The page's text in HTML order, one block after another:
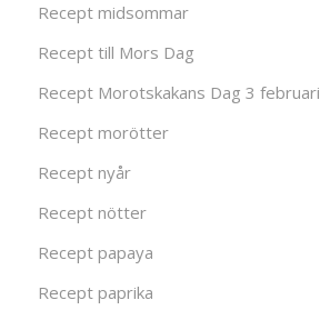
Recept midsommar
Recept till Mors Dag
Recept Morotskakans Dag 3 februari
Recept morötter
Recept nyår
Recept nötter
Recept papaya
Recept paprika